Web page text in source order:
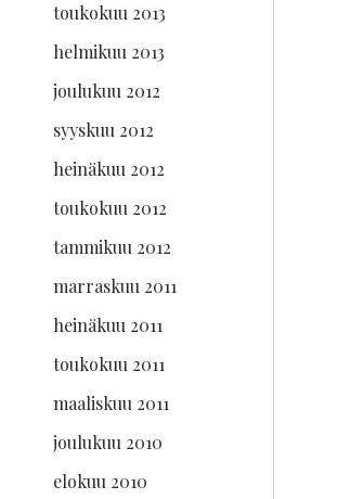
toukokuu 2013
helmikuu 2013
joulukuu 2012
syyskuu 2012
heinäkuu 2012
toukokuu 2012
tammikuu 2012
marraskuu 2011
heinäkuu 2011
toukokuu 2011
maaliskuu 2011
joulukuu 2010
elokuu 2010